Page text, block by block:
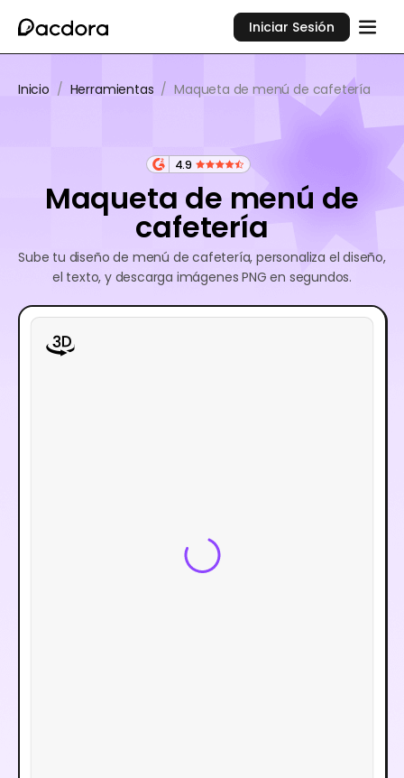
Iniciar Sesión
Inicio / Herramientas / Maqueta de menú de cafetería
4.9
Maqueta de menú de
cafetería
Sube tu diseño de menú de cafetería, personaliza el diseño,
el texto, y descarga imágenes PNG en segundos.